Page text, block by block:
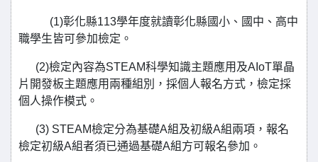
(1)彰化縣113學年度就讀彰化縣國小、國中、高中
職學生皆可參加檢定。
(2)檢定內容為STEAM科學知識主題應用及AIoT單晶
片開發板主題應用兩種組別，採個人報名方式，檢定採
個人操作模式。
(3) STEAM檢定分為基礎A組及初級A組兩項，報名
檢定初級A組者須已通過基礎A組方可報名參加。